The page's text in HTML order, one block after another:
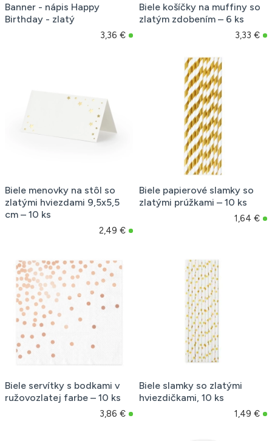
Banner - nápis Happy
Birthday - zlatý
3,36 €
Biele košíčky na muffiny so
zlatým zdobením – 6 ks
3,33 €
Biele menovky na stôl so
zlatými hviezdami 9,5x5,5
cm – 10 ks
2,49 €
Biele papierové slamky so
zlatými prúžkami – 10 ks
1,64 €
Biele servítky s bodkami v
ružovozlatej farbe – 10 ks
3,86 €
Biele slamky so zlatými
hviezdičkami, 10 ks
1,49 €